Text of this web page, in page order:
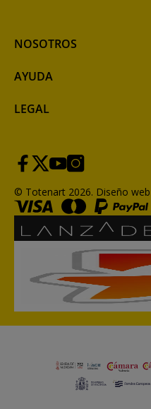
NOSOTROS
AYUDA
LEGAL
© Totenart 2026. Diseño